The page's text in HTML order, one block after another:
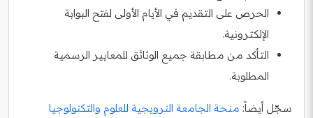
الحرص على التقديم في الأيام الأولى لفتح البوابة
الإلكترونية.
التأكد من مطابقة جميع الوثائق للمعايير الرسمية
المطلوبة.
سجّل أيضاً: منحة الجامعة النرويجية للعلوم والتكنولوجيا